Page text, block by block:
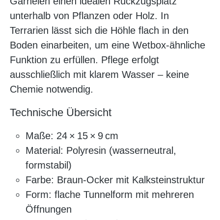
unterhalb von Pflanzen oder Holz. In
Terrarien lässt sich die Höhle flach in den
Boden einarbeiten, um eine Wetbox-ähnliche
Funktion zu erfüllen. Pflege erfolgt
ausschließlich mit klarem Wasser – keine
Chemie notwendig.
Technische Übersicht
Maße: 24 × 15 × 9 cm
Material: Polyresin (wasserneutral,
formstabil)
Farbe: Braun-Ocker mit Kalksteinstruktur
Form: flache Tunnelform mit mehreren
Öffnungen